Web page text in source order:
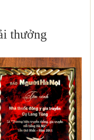
thưởng